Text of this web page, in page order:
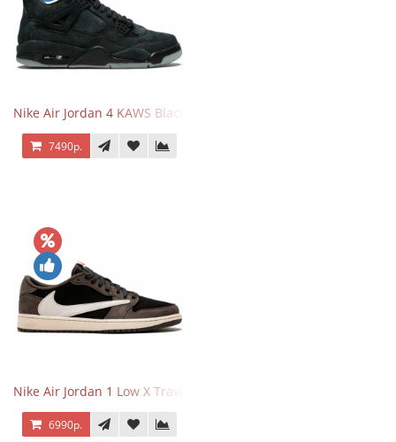
Nike Air Jordan 4 KAWS Black
7490р.
Nike Air Jordan 1 Low X Travis Scott
6990р.